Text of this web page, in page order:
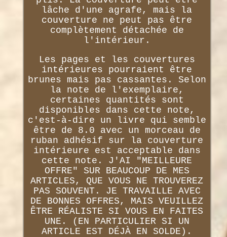
lâche d'une agrafe, mais la
couverture ne peut pas être
complètement détachée de
l'intérieur.
Les pages et les couvertures
intérieures pourraient être
brunes mais pas cassantes. Selon
la note de l'exemplaire,
certaines quantités sont
disponibles dans cette note,
c'est-à-dire un livre qui semble
être de 8.0 avec un morceau de
ruban adhésif sur la couverture
intérieure est acceptable dans
cette note. J'AI "MEILLEURE
OFFRE" SUR BEAUCOUP DE MES
ARTICLES, QUE VOUS NE TROUVEREZ
PAS SOUVENT. JE TRAVAILLE AVEC
DE BONNES OFFRES, MAIS VEUILLEZ
ÊTRE RÉALISTE SI VOUS EN FAITES
UNE. (EN PARTICULIER SI UN
ARTICLE EST DÉJÀ EN SOLDE).